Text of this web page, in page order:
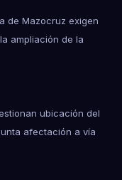
de Mazocruz exigen
ampliación de la
ubicación del
afectación a vía